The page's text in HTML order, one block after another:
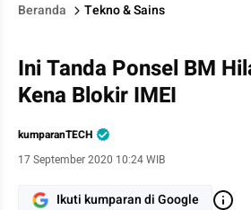
Beranda Tekno & Sains
Ini Tanda Ponsel BM
Kena Blokir IMEI
kumparanTECH
17 September 2020 10:24 WIB
Ikuti kumparan di Google